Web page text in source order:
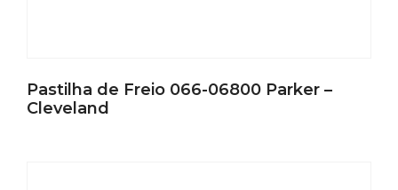
Pastilha de Freio 066-06800 Parker –
Cleveland